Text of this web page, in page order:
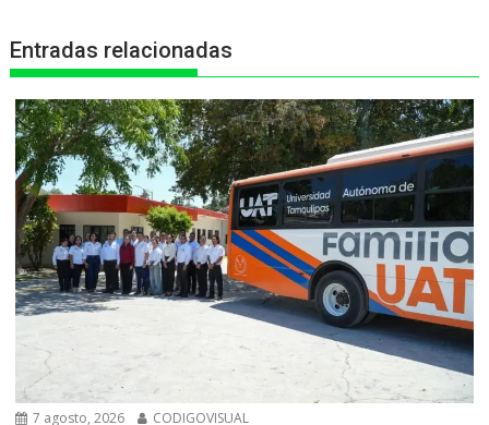
p
k
e
Entradas relacionadas
7 agosto, 2026 CODIGOVISUAL